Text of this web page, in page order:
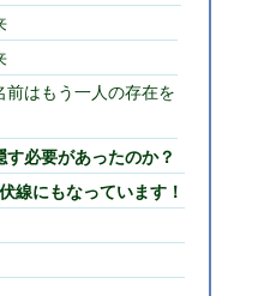
前はもう一人の存在を
必要があったのか？
線にもなっています！